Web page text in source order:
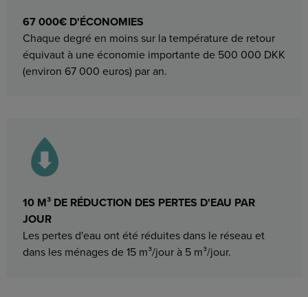
67 000€ D'ÉCONOMIES
Chaque degré en moins sur la température de retour
équivaut à une économie importante de 500 000 DKK
(environ 67 000 euros) par an.
10 M³ DE RÉDUCTION DES PERTES D'EAU PAR
JOUR
Les pertes d'eau ont été réduites dans le réseau et
dans les ménages de 15 m³/jour à 5 m³/jour.